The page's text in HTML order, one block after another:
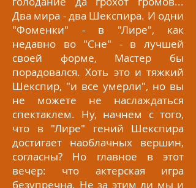
Два мира - два Шекспира. И одни
"Фоменки" - в "Лире", как
недавно во "Сне" - в лучшей
своей форме, Мастер бы
порадовался. Хоть это и тяжкий
Шекспир, "и все умерли", но вы
не можете не наслаждаться
спектаклем. Ну, начнем с того,
что в "Лире" гений Шекспира
достигает наоблачных вершин,
согласны? Но главное в этот
вечер: что актерская игра
безупречна. Не за этим ли мы и